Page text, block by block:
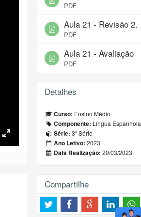
Fullscreen
PDF
Aula 21 - Revisão 2.
PDF
Aula 21 - Avaliação
PDF
Detalhes
Curso: Ensino Médio
Componente: Língua Espanhola
Série: 3ª Série
Ano Letivo: 2023
Data Realização: 20/03/2023
Compartilhe